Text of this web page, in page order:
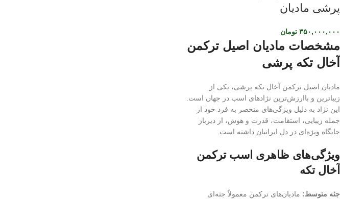
پرشی مادیان
۳۵۰,۰۰۰,۰۰۰ تومان
مشخصات مادیان اصیل ترکمن
آخال تکه پرشی
مادیان اصیل ترکمن آخال تکه پرشی، یکی از
زیباترین و باارزش‌ترین نژادهای اسب در جهان است.
این نژاد به دلیل ویژگی‌های منحصر به فرد خود از
جمله زیبایی، استقامت، قدرت و هوش، از دیرباز
جایگاه ویژه‌ای در دل ایرانیان داشته است.
ویژگی‌های ظاهری اسب ترکمن
آخال تکه
جثه متوسط: مادیان‌های ترکمن معمولاً جثه‌ای